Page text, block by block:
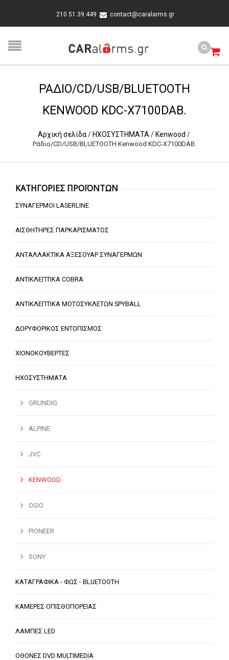
210 51.39.449 contact@caralarms.gr
ΡΆΔΙΟ/CD/USB/BLUETOOTH
KENWOOD KDC-X7100DAB.
Αρχική σελίδα / ΗΧΟΣΥΣΤΗΜΑΤΑ / Kenwood /
Ράδιο/CD/USB/BLUETOOTH Kenwood KDC-X7100DAB.
ΚΑΤΗΓΟΡΙΕΣ ΠΡΟΪΟΝΤΩΝ
ΣΥΝΑΓΕΡΜΟΙ LASERLINE
ΑΙΣΘΗΤΗΡΕΣ ΠΑΡΚΑΡΙΣΜΑΤΟΣ
ΑΝΤΑΛΛΑΚΤΙΚΑ ΑΞΕΣΟΥΑΡ ΣΥΝΑΓΕΡΜΩΝ
ΑΝΤΙΚΛΕΠΤΙΚΑ COBRA
ΑΝΤΙΚΛΕΠΤΙΚΑ ΜΟΤΟΣΥΚΛΕΤΩΝ SPYBALL
ΔΟΡΥΦΟΡΙΚΟΣ ΕΝΤΟΠΙΣΜΟΣ
ΧΙΟΝΟΚΟΥΒΕΡΤΕΣ
ΗΧΟΣΥΣΤΗΜΑΤΑ
GRUNDIG
ALPINE
JVC
KENWOOD
OSIO
PIONEER
SONY
ΚΑΤΑΓΡΑΦΙΚΑ - ΦΩΣ - BLUETOOTH
ΚΑΜΕΡΕΣ ΟΠΙΣΘΟΠΟΡΕΙΑΣ
ΛΑΜΠΕΣ LED
ΟΘΟΝΕΣ DVD MULTIMEDIA